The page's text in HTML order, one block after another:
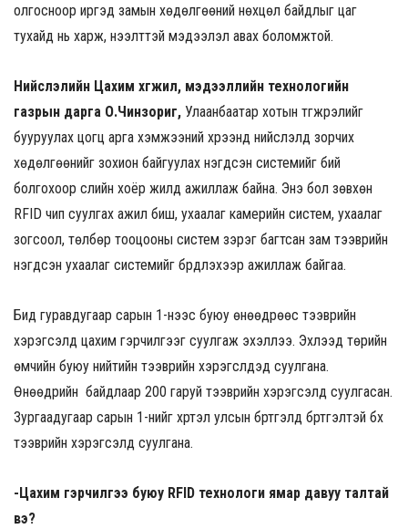
олгосноор иргэд замын хөдөлгөөний нөхцөл байдлыг цаг
тухайд нь харж, нээлттэй мэдээлэл авах боломжтой.
Нийслэлийн Цахим хөгжил, мэдээллийн технологийн
газрын дарга О.Чинзориг, Улаанбаатар хотын түгжрэлийг
бууруулах цогц арга хэмжээний хүрээнд нийслэлд зорчих
хөдөлгөөнийг зохион байгуулах нэгдсэн системийг бий
болгохоор сүүлийн хоёр жилд ажиллаж байна. Энэ бол зөвхөн
RFID чип суулгах ажил биш, ухаалаг камерийн систем, ухаалаг
зогсоол, төлбөр тооцооны систем зэрэг багтсан зам тээврийн
нэгдсэн ухаалаг системийг бүрдүүлэхээр ажиллаж байгаа.
Бид гуравдугаар сарын 1-нээс буюу өнөөдрөөс тээврийн
хэрэгсэлд цахим гэрчилгээг суулгаж эхэллээ. Эхлээд төрийн
өмчийн буюу нийтийн тээврийн хэрэгслүүдэд суулгана.
Өнөөдрийн байдлаар 200 гаруй тээврийн хэрэгсэлд суулгасан.
Зургаадугаар сарын 1-нийг хүртэл улсын бүртгэлд бүртгэлтэй бүх
тээврийн хэрэгсэлд суулгана.
-Цахим гэрчилгээ буюу RFID технологи ямар давуу талтай
вэ?